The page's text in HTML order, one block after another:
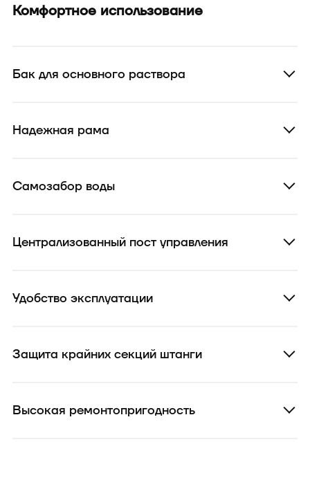
Комфортное использование
Бак для основного раствора
Надежная рама
Самозабор воды
Централизованный пост управления
Удобство эксплуатации
Защита крайних секций штанги
Высокая ремонтопригодность